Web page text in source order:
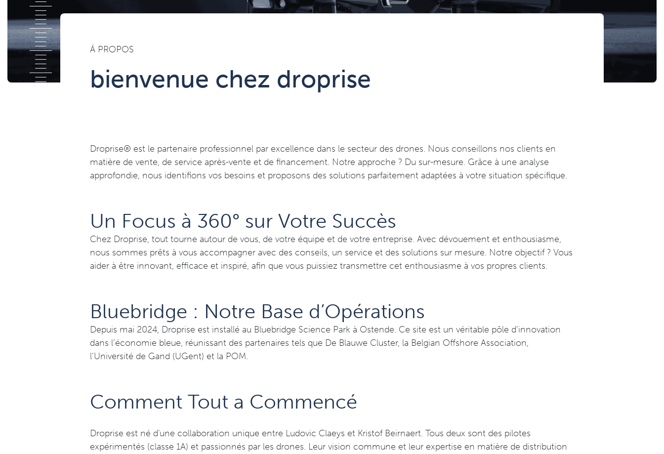
Á PROPOS
bienvenue chez droprise
Droprise® est le partenaire professionnel par excellence dans le secteur des drones. Nous conseillons nos clients en
matière de vente, de service après-vente et de financement. Notre approche ? Du sur-mesure. Grâce à une analyse
approfondie, nous identifions vos besoins et proposons des solutions parfaitement adaptées à votre situation spécifique.
Un Focus à 360° sur Votre Succès
Chez Droprise, tout tourne autour de vous, de votre équipe et de votre entreprise. Avec dévouement et enthousiasme,
nous sommes prêts à vous accompagner avec des conseils, un service et des solutions sur mesure. Notre objectif ? Vous
aider à être innovant, efficace et inspiré, afin que vous puissiez transmettre cet enthousiasme à vos propres clients.
Bluebridge : Notre Base d’Opérations
Depuis mai 2024, Droprise est installé au Bluebridge Science Park à Ostende. Ce site est un véritable pôle d’innovation
dans l’économie bleue, réunissant des partenaires tels que De Blauwe Cluster, la Belgian Offshore Association,
l’Université de Gand (UGent) et la POM.
Comment Tout a Commencé
Droprise est né d'une collaboration unique entre Ludovic Claeys et Kristof Beirnaert. Tous deux sont des pilotes
expérimentés (classe 1A) et passionnés par les drones. Leur vision commune et leur expertise en matière de distribution